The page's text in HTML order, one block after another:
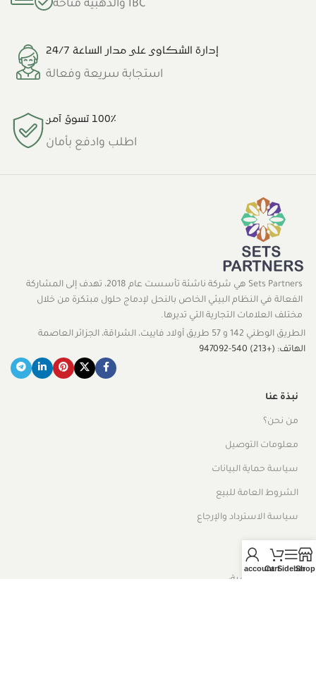
IBC والذهبية متاحة
إدارة الشكاوى على مدار الساعة 24/7
استجابة سريعة وفعالة
100٪ تسوق آمن
اطلب وادفع بأمان
Sets Partners هي شركة ناشئة تأسست عام 2018، تهدف إلى المشاركة
الفعالة في النظام البيئي الخاص بالنحل لإدماج حلول مبتكرة من خلال
مختلف العلامات التجارية التي تديرها.
الطريق الوطني 142 و 57 طريق أولاد فاييت، الشراقة، الجزائر العاصمة
الهاتف: (+213) 540-947092
نبذة عنا
من نحن؟
معلومات التوصيل
سياسة حماية البيانات
الشروط العامة للبيع
سياسة الاسترداد والإرجاع
قائمة
الصفحة الرئيسية:
Shop
Sidebar
Cart
My account